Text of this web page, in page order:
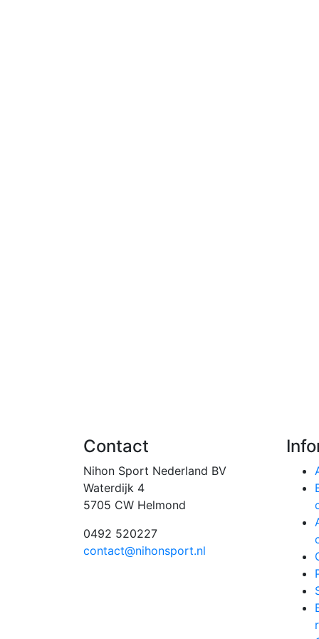
Contact
Nihon Sport Nederland BV
Waterdijk 4
5705 CW Helmond
0492 520227
contact@nihonsport.nl